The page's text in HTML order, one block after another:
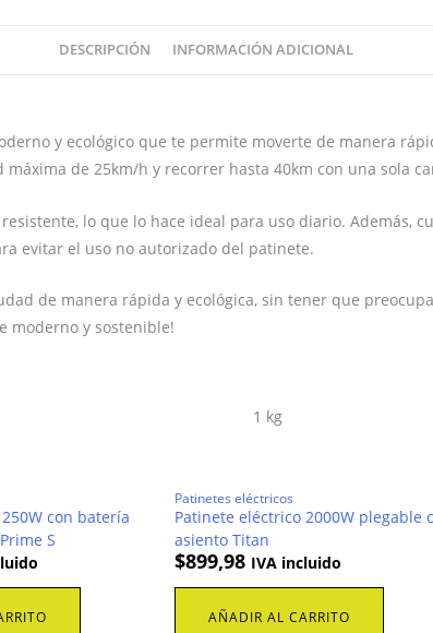
DESCRIPCIÓN INFORMACIÓN ADICIONAL
y ecológico que te permite moverte de manera
de 25km/h y recorrer hasta 40km con una sola
lo que lo hace ideal para uso diario.
evitar el uso no autorizado del patinete.
de manera rápida y ecológica, sin tener que
moderno y sostenible!
1 kg
con batería
S
Patinetes eléctricos
Patinete eléctrico 2000W plegable
asiento Titan
$899,98 IVA incluido
AÑADIR AL CARRITO